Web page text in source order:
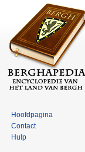
Hoofdpagina
Contact
Hulp